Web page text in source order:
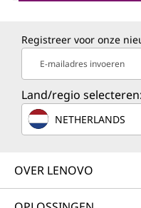
Registreer voor onze
E-mailadres invoeren
Land/regio selecteren:
NETHERLANDS
OVER LENOVO